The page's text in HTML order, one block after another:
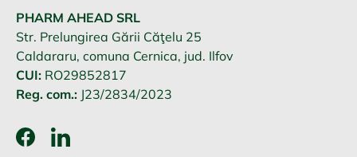
PHARM AHEAD SRL
Str. Prelungirea Gării Căţelu 25
Caldararu, comuna Cernica, jud. Ilfov
CUI: RO29852817
Reg. com.: J23/2834/2023
FacebookLinkedIn